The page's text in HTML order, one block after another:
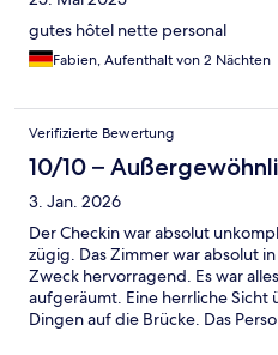
gutes hôtel nette personal
Fabien, Aufenthalt von 2 Nächten
Verifizierte Bewertung
10/10 –
3. Jan. 2026
Der Checkin war absolut
zügig. Das Zimmer war absolut
Zweck hervorragend. Es war
aufgeräumt. Eine herrliche Sicht
Dingen auf die Brücke. Das